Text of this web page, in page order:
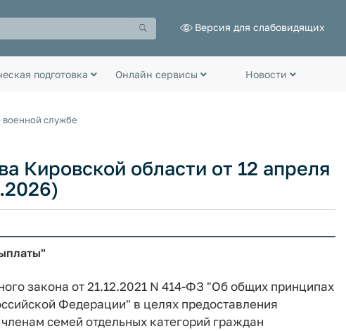
Версия для слабовидящих
подготовка Онлайн сервисы Новости
военной службе
Кировской области от 12 апреля
закона от 21.12.2021 N 414-ФЗ "Об общих принципах
Федерации" в целях предоставления
семей отдельных категорий граждан